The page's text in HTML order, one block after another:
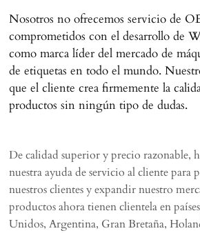
Nosotros no ofrecemos servicio de
comprometidos con el desarrollo de
como marca líder del mercado de
de etiquetas en todo el mundo.
que el cliente crea firmemente la
productos sin ningún tipo de dudas.
De calidad superior y precio razonable,
nuestra ayuda de servicio al cliente para
nuestros clientes y expandir nuestro
productos ahora tienen clientela en
Unidos, Argentina, Gran Bretaña,